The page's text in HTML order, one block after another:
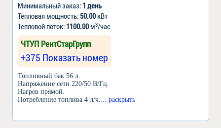
Минимальный заказ: 1 день
Тепловая мощность: 50.00кВт
Тепловой поток: 1100.00м3/час
ЧТУП РентСтарГрупп
+375 Показать номер
Топливный бак 56 л.
Напряжение сети 220/50 В/Гц.
Нагрев прямой.
Потребление топлива 4 л/ч.... раскрыть